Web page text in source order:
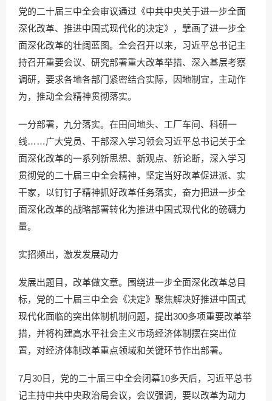
党的二十届三中全会审议通过《中共中央关于进一步全面
深化改革、推进中国式现代化的决定》，擘画了进一步全
面深化改革的壮阔蓝图。全会召开以来，习近平总书记主
持召开重要会议、研究部署重大改革举措、深入基层考察
调研，要求各地各部门紧密结合实际，因地制宜，主动作
为，推动全会精神贯彻落实。
一分部署，九分落实。在田间地头、工厂车间、科研一
线……广大党员、干部深入学习领会习近平总书记关于全
面深化改革的一系列新思想、新观点、新论断，深入学习
贯彻党的二十届三中全会精神，坚定当好改革促进派、实
干家，以钉钉子精神抓好改革任务落实，奋力把进一步全
面深化改革的战略部署转化为推进中国式现代化的磅礴力
量。
实招频出，激发发展动力
发展出题目，改革做文章。围绕进一步全面深化改革总目
标，党的二十届三中全会《决定》聚焦解决好推进中国式
现代化面临的突出体制机制问题，提出300多项重要改革举
措，并将构建高水平社会主义市场经济体制摆在突出位
置，对经济体制改革重点领域和关键环节作出部署。
7月30日，党的二十届三中全会闭幕10多天后，习近平总书
记主持中共中央政治局会议，会议强调，要以改革为动力